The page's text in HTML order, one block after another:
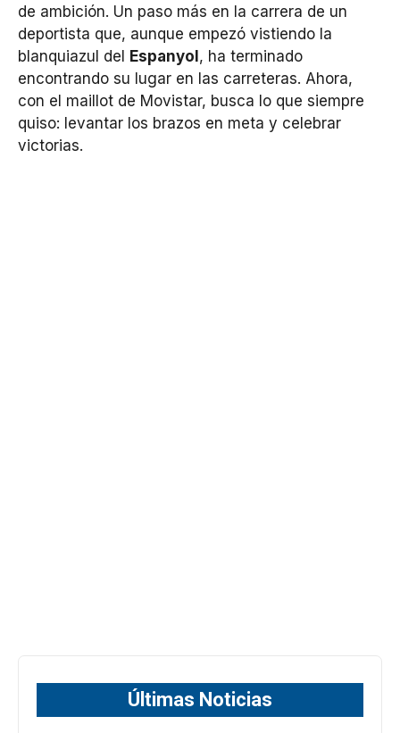
de ambición. Un paso más en la carrera de un
deportista que, aunque empezó vistiendo la
blanquiazul del
Espanyol , ha terminado
encontrando su lugar en las carreteras. Ahora,
con el maillot de Movistar, busca lo que siempre
quiso: levantar los brazos en meta y celebrar
victorias.
Últimas Noticias